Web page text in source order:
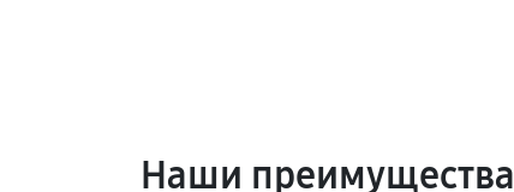
Наши преимущества